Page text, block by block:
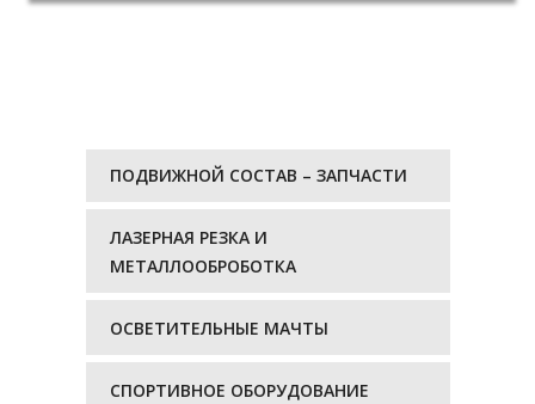
ПОДВИЖНОЙ СОСТАВ – ЗАПЧАСТИ
ЛАЗЕРНАЯ РЕЗКА И
МЕТАЛЛООБРОБОТКА
ОСВЕТИТЕЛЬНЫЕ МАЧТЫ
СПОРТИВНОЕ ОБОРУДОВАНИЕ